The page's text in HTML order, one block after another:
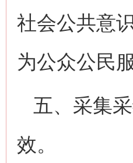
社会公共意
为公众公民
五、采集
效。